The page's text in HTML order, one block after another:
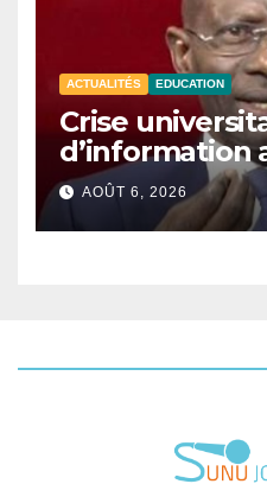
ACTUALITÉS EDUCATION
Crise
d’information
ministre
AOÛT 6, 2026